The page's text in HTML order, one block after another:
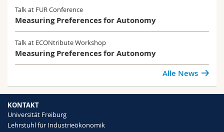
Talk at FUR Conference
Measuring Preferences for Autonomy
Talk at ECONtribute Workshop
Measuring Preferences for Autonomy
Alle News
KONTAKT
Universität Freiburg
Lehrstuhl für Industrieökonomik